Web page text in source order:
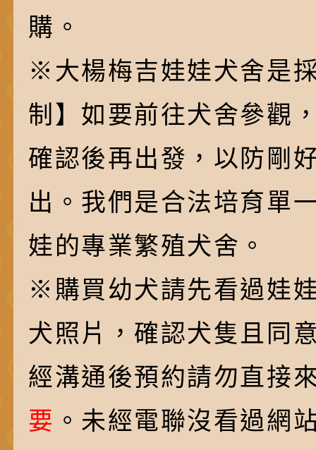
購。
※大楊梅吉娃娃犬舍是
制】如要前往犬舍參觀
確認後再出發，以防剛
出。我們是合法培育單
娃的專業繁殖犬舍。
※購買幼犬請先看過娃
犬照片，確認犬隻且同
經溝通後預約請勿直接
要 。未經電聯沒看過網